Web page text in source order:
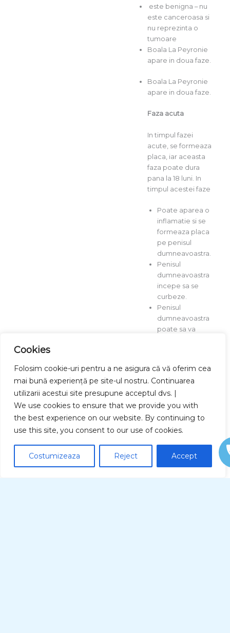
Cookies
Folosim cookie-uri pentru a ne asigura că vă oferim cea
mai bună experiență pe site-ul nostru. Continuarea
utilizarii acestui site presupune acceptul dvs. |
We use cookies to ensure that we provide you with
the best experience on our website. By continuing to
use this site, you consent to our use of cookies.
Costumizeaza Reject Accept
este benigna – nu
este canceroasa si
nu reprezinta o
tumoare
Boala La Peyronie
apare in doua faze.
Boala La Peyronie
apare in doua faze.
Faza acuta
In timpul fazei
acute, se formeaza
placa, iar aceasta
faza poate dura
pana la 18 luni. In
timpul acestei faze
Poate aparea o
inflamatie si se
formeaza placa
pe penisul
dumneavoastra.
Penisul
dumneavoastra
incepe sa se
curbeze.
Penisul
dumneavoastra
poate sa va
deveni
dureroase
atunci cand se
dezvolta
cicatrici.
Faza cronica
Faza cronica apare
dupa ce s-a format
placa. De obicei,
faza cronica